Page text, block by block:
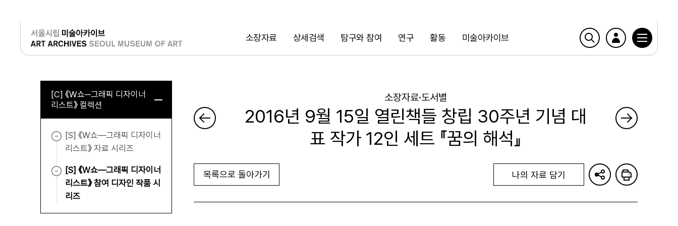
소장자료 상세검색 탐구와 참여 연구 활동 미술아카이브
검색
로그인
[C] 《W쇼─그래픽 디자이너
리스트》 컬렉션
[S] 《W쇼—그래픽 디자이너
리스트》 자료 시리즈
[S] 《W쇼—그래픽 디자이너
리스트》 참여 디자인 작품 시
리즈
소장자료·도서별
2016년 9월 15일 열린책들 창립 30주년 기념 대
표 작가 12인 세트 『꿈의 해석』
목록으로 돌아가기 나의 자료 담기